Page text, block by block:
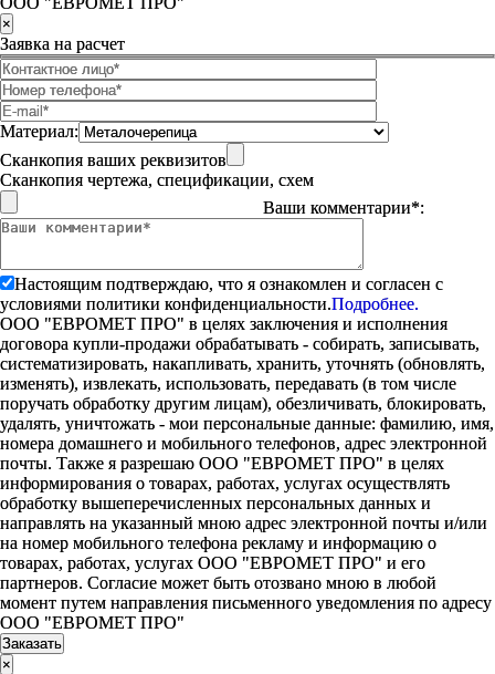
×
Заявка на расчет
Материал:
Сканкопия ваших реквизитов
Сканкопия чертежа, спецификации, схем
Ваши комментарии*:
Настоящим подтверждаю, что я ознакомлен и согласен с
условиями политики конфиденциальности.Подробнее.
ООО "ЕВРОМЕТ ПРО" в целях заключения и исполнения
договора купли-продажи обрабатывать - собирать, записывать,
систематизировать, накапливать, хранить, уточнять (обновлять,
изменять), извлекать, использовать, передавать (в том числе
поручать обработку другим лицам), обезличивать, блокировать,
удалять, уничтожать - мои персональные данные: фамилию, имя,
номера домашнего и мобильного телефонов, адрес электронной
почты. Также я разрешаю ООО "ЕВРОМЕТ ПРО" в целях
информирования о товарах, работах, услугах осуществлять
обработку вышеперечисленных персональных данных и
направлять на указанный мною адрес электронной почты и/или
на номер мобильного телефона рекламу и информацию о
товарах, работах, услугах ООО "ЕВРОМЕТ ПРО" и его
партнеров. Согласие может быть отозвано мною в любой
момент путем направления письменного уведомления по адресу
ООО "ЕВРОМЕТ ПРО"
×